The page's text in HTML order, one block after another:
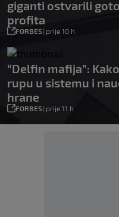
giganti ostvarili
profita
FORBES| prije 10 h
“Delfin mafija”:
rupu u sistemu i
hrane
FORBES| prije 11 h